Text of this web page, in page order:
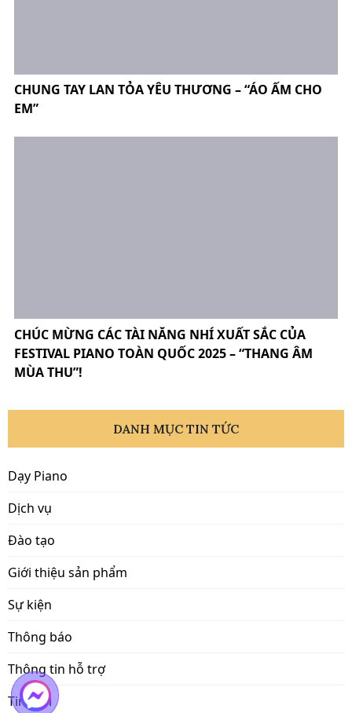
CHUNG TAY LAN TỎA YÊU THƯƠNG – “ÁO ẤM CHO
EM”
CHÚC MỪNG CÁC TÀI NĂNG NHÍ XUẤT SẮC CỦA
FESTIVAL PIANO TOÀN QUỐC 2025 – “THANG ÂM
MÙA THU”!
DANH MỤC TIN TỨC
Dạy Piano
Dịch vụ
Đào tạo
Giới thiệu sản phẩm
Sự kiện
Thông báo
Thông tin hỗ trợ
Tin mới